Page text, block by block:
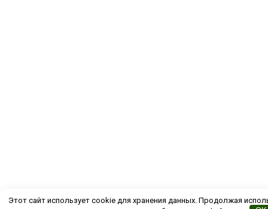
Этот сайт использует cookie для хранения данных. Продолжая